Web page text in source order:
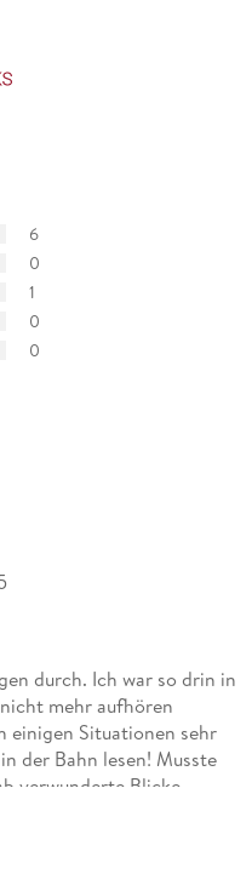
6
0
1
0
0
durch. Ich war so drin in
mehr aufhören
einigen Situationen sehr
der Bahn lesen! Musste
verwunderte Blicke